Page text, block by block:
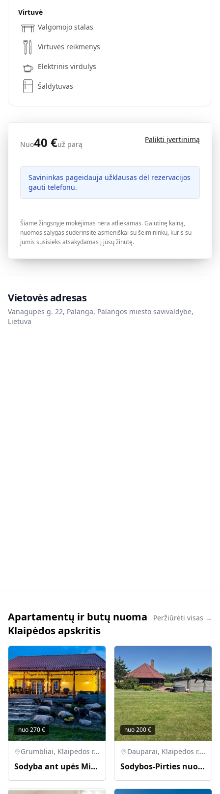
Virtuvė
Valgomojo stalas
Virtuvės reikmenys
Elektrinis virdulys
Šaldytuvas
Nuo40 €už parą
Palikti įvertinimą
Savininkas pageidauja užklausas dėl rezervacijos
gauti telefonu.
Šiame žingsnyje mokėjimas nėra atliekamas. Galutinę kainą,
nuomos sąlygas suderinsite asmeniškai su šeimininku, kuris su
jumis susisieks atsakydamas į jūsų žinutę.
Vietovės adresas
Vanagupės g. 22, Palanga, Palangos miesto savivaldybė,
Lietuva
Apartamentų ir butų nuoma
Klaipėdos apskritis
Peržiūrėti visas →
nuo270€
Grumbliai, Klaipėdos r. sav., Lietuva
Sodyba ant upės Minijos kranto
nuo200€
Dauparai, Klaipėdos r. sav., Lietuva
Sodybos-Pirties nuoma. Galima su kubilu bei nakvynę